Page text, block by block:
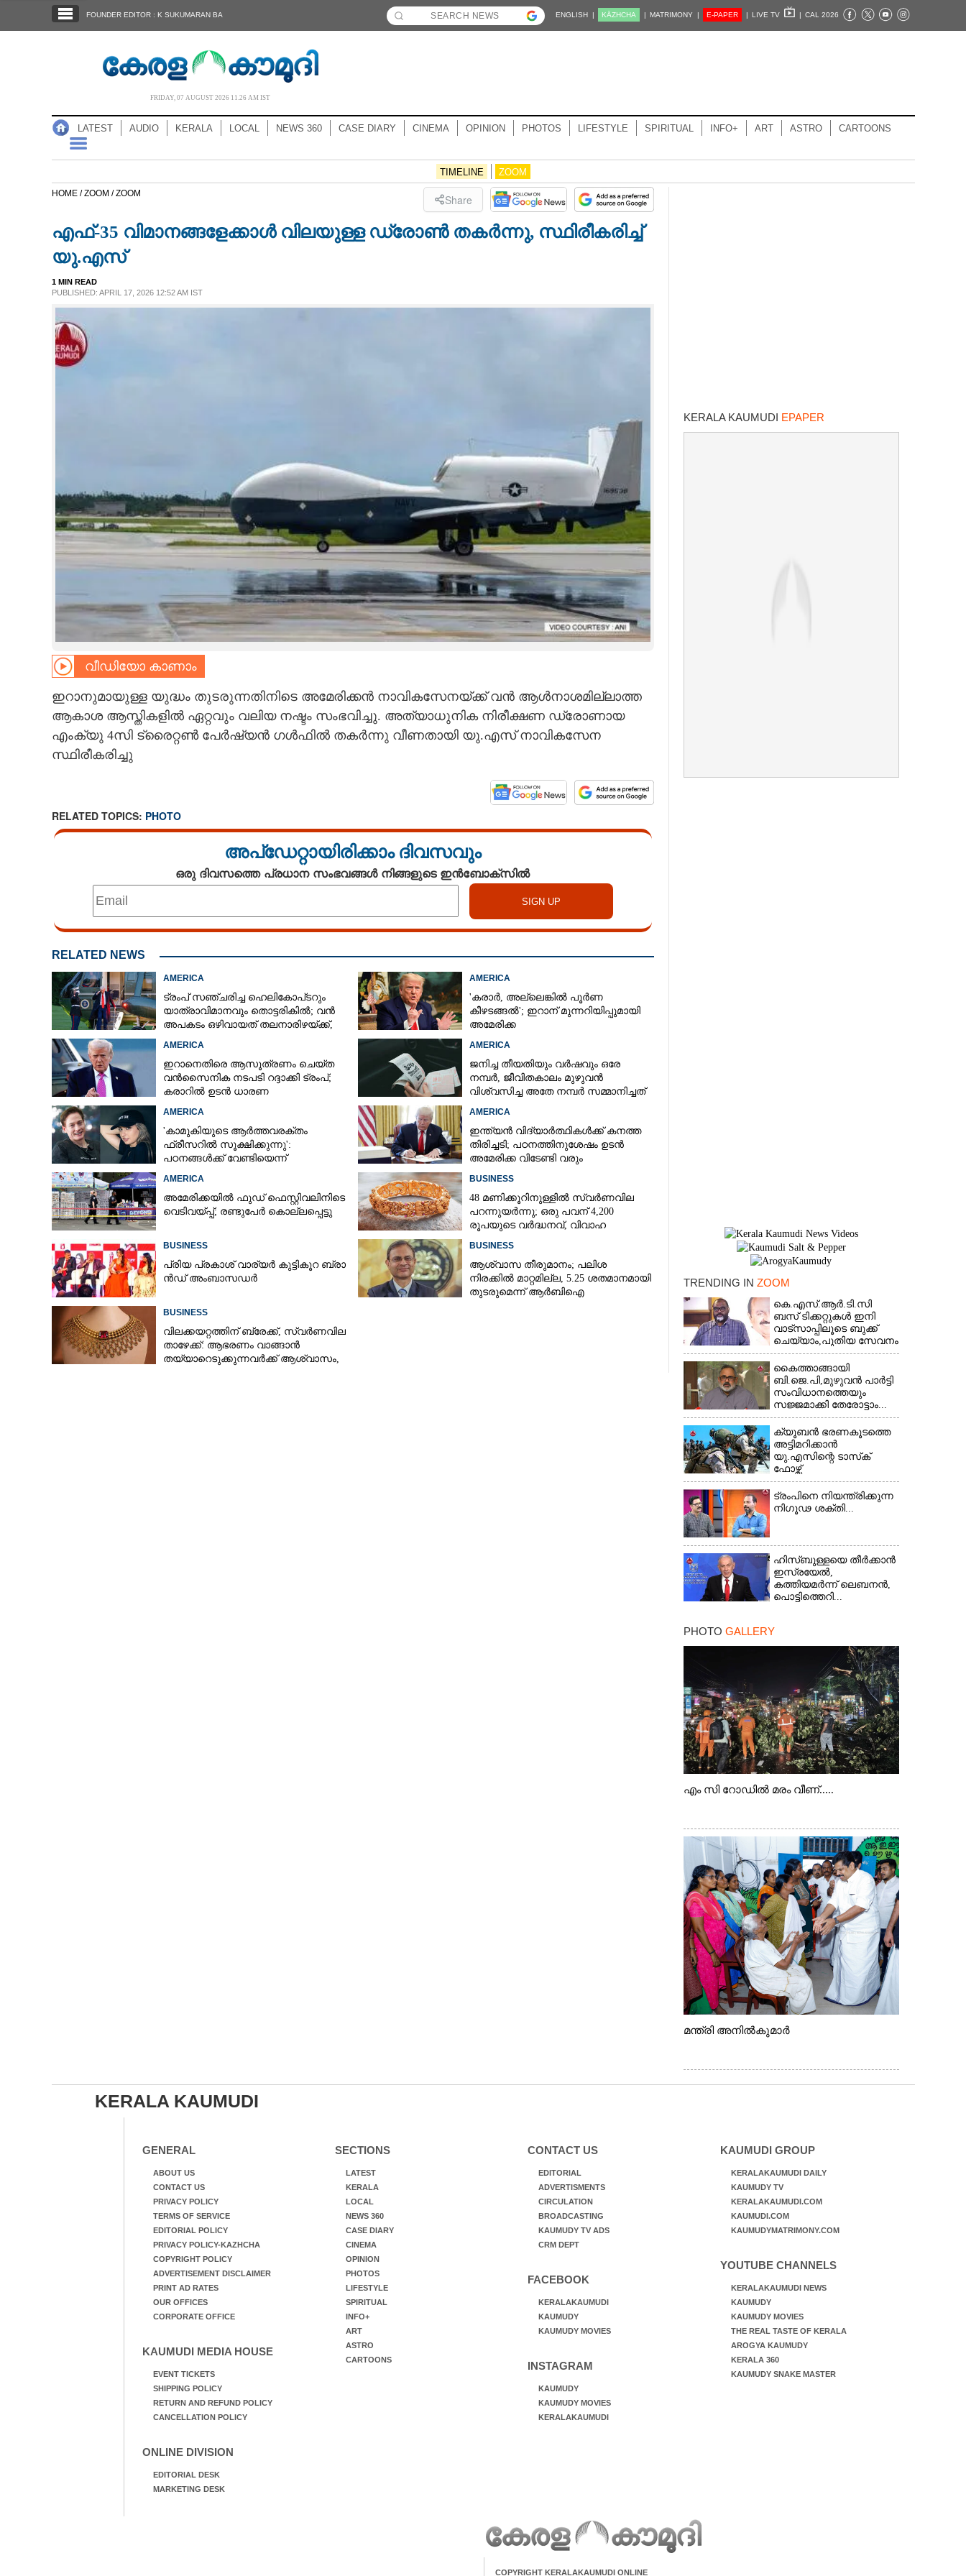
NOTIFIED NEWS
NEWS 360
CASE DIARY
SPIRITUAL
CARTOONS
FOUNDER EDITOR : K SUKUMARAN BA ENGLISH | KĀZHCHA | MATRIMONY | E-PAPER | LIVE TV | CAL 2026
FRIDAY, 07 AUGUST 2026 11.26 AM IST
LATEST AUDIO KERALA LOCAL NEWS 360 CASE DIARY CINEMA OPINION PHOTOS LIFESTYLE SPIRITUAL INFO+ ART ASTRO CARTOONS
TIMELINE ZOOM
HOME /ZOOM /ZOOM Share
എഫ്-35 വിമാനങ്ങളേക്കാൾ വിലയുള്ള ഡ്രോൺ തകർന്നു, സ്ഥിരീകരിച്ച്
യു.എസ്
1 MIN READ
PUBLISHED: APRIL 17, 2026 12:52 AM IST
വീഡിയോ കാണാം
ഇറാനുമായുള്ള യുദ്ധം തുടരുന്നതിനിടെ അമേരിക്കൻ നാവികസേനയ്ക്ക് വൻ ആൾനാശമില്ലാത്ത
ആകാശ ആസ്തികളിൽ ഏറ്റവും വലിയ നഷ്ടം സംഭവിച്ചു. അത്യാധുനിക നിരീക്ഷണ ഡ്രോണായ
എംക്യു 4സി ട്രൈറ്റൺ പേർഷ്യൻ ഗൾഫിൽ തകർന്നു വീണതായി യു.എസ് നാവികസേന
സ്ഥിരീകരിച്ചു
RELATED TOPICS: PHOTO
അപ്ഡേറ്റായിരിക്കാം ദിവസവും
ഒരു ദിവസത്തെ പ്രധാന സംഭവങ്ങൾ നിങ്ങളുടെ ഇൻബോക്സിൽ
RELATED NEWS
AMERICA
ട്രംപ് സഞ്ചരിച്ച ഹെലികോപ്‌ടറും
യാത്രാവിമാനവും തൊട്ടരികിൽ; വൻ
അപകടം ഒഴിവായത് തലനാരിഴയ്‌ക്ക്,
AMERICA
'കരാർ, അല്ലെങ്കിൽ പൂർണ
കീഴടങ്ങൽ'; ഇറാന് മുന്നറിയിപ്പുമായി
അമേരിക്ക
AMERICA
ഇറാനെതിരെ ആസൂത്രണം ചെയ്‌ത
വൻസൈനിക നടപടി റദ്ദാക്കി ട്രംപ്;
കരാറിൽ ഉടൻ ധാരണ
AMERICA
ജനിച്ച തീയതിയും വർഷവും ഒരേ
നമ്പർ, ജീവിതകാലം മുഴുവൻ
വിശ്വസിച്ച അതേ നമ്പർ സമ്മാനിച്ചത്
AMERICA
'കാമുകിയുടെ ആർത്തവരക്തം
ഫ്രീസറിൽ സൂക്ഷിക്കുന്നു':
പഠനങ്ങൾക്ക് വേണ്ടിയെന്ന്
AMERICA
ഇന്ത്യൻ വിദ്യാർത്ഥികൾക്ക് കനത്ത
തിരിച്ചടി; പഠനത്തിനുശേഷം ഉടൻ
അമേരിക്ക വിടേണ്ടി വരും
AMERICA
അമേരിക്കയിൽ ഫുഡ് ഫെസ്റ്റിവലിനിടെ
വെടിവയ്‌പ്പ്; രണ്ടുപേർ കൊല്ലപ്പെട്ടു
BUSINESS
48 മണിക്കൂറിനുള്ളിൽ സ്വർണവില
പറന്നുയർന്നു; ഒരു പവന് 4,200
രൂപയുടെ വർദ്ധനവ്, വിവാഹ
BUSINESS
പ്രി​യ​ ​പ്ര​കാ​ശ് ​വാ​ര്യർ കു​ട്ടി​കൂ​റ​ ​ ബ്രാ​
ൻ​ഡ് ​അം​ബാ​സ​ഡ​ർ
BUSINESS
ആശ്വാസ തീരുമാനം; പലിശ
നിരക്കിൽ മാറ്റമില്ല, 5.25 ശതമാനമായി
തുടരുമെന്ന് ആർബിഐ
BUSINESS
വിലക്കയറ്റത്തിന് ബ്രേക്ക്, സ്വർണവില
താഴേക്ക്: ആഭരണം വാങ്ങാൻ
തയ്യാറെടുക്കുന്നവർക്ക് ആശ്വാസം,
KERALA KAUMUDI EPAPER
TRENDING IN ZOOM
കെ.എസ്.ആർ.ടി.സി
ബസ് ടിക്കറ്റുകൾ ഇനി
വാട്സാപ്പിലൂടെ ബുക്ക്
ചെയ്യാം,പുതിയ സേവനം
തുടങ്ങി...
കൈത്താങ്ങായി
ബി.ജെ.പി,മുഴുവൻ പാർട്ടി
സംവിധാനത്തെയും
സജ്ജമാക്കി തേരോട്ടാം...
ക്യൂബൻ ഭരണകൂടത്തെ
അട്ടിമറിക്കാൻ
യു.എസിന്റെ ടാസ്‌ക്
ഫോഴ്സ്
ട്രംപിനെ നിയന്ത്രിക്കുന്ന
നിഗൂഢ ശക്തി...
ഹിസ്ബുള്ളയെ തീർക്കാൻ
ഇസ്രയേൽ,
കത്തിയമർന്ന് ലെബനൻ,
പൊട്ടിത്തെറി...
PHOTO GALLERY
എം സി റോഡിൽ മരം വീണ്.....
മന്ത്രി അനിൽകുമാർ
KERALA KAUMUDI
GENERAL
ABOUT US
CONTACT US
PRIVACY POLICY
TERMS OF SERVICE
EDITORIAL POLICY
PRIVACY POLICY-KAZHCHA
COPYRIGHT POLICY
ADVERTISEMENT DISCLAIMER
PRINT AD RATES
OUR OFFICES
CORPORATE OFFICE
KAUMUDI MEDIA HOUSE
EVENT TICKETS
SHIPPING POLICY
RETURN AND REFUND POLICY
CANCELLATION POLICY
ONLINE DIVISION
EDITORIAL DESK
MARKETING DESK
SECTIONS
LATEST
KERALA
LOCAL
NEWS 360
CASE DIARY
CINEMA
OPINION
PHOTOS
LIFESTYLE
SPIRITUAL
INFO+
ART
ASTRO
CARTOONS
CONTACT US
EDITORIAL
ADVERTISMENTS
CIRCULATION
BROADCASTING
KAUMUDY TV ADS
CRM DEPT
FACEBOOK
KERALAKAUMUDI
KAUMUDY
KAUMUDY MOVIES
INSTAGRAM
KAUMUDY
KAUMUDY MOVIES
KERALAKAUMUDI
KAUMUDI GROUP
KERALAKAUMUDI DAILY
KAUMUDY TV
KERALAKAUMUDI.COM
KAUMUDI.COM
KAUMUDYMATRIMONY.COM
YOUTUBE CHANNELS
KERALAKAUMUDI NEWS
KAUMUDY
KAUMUDY MOVIES
THE REAL TASTE OF KERALA
AROGYA KAUMUDY
KERALA 360
KAUMUDY SNAKE MASTER
COPYRIGHT KERALAKAUMUDI ONLINE
×
Share this link